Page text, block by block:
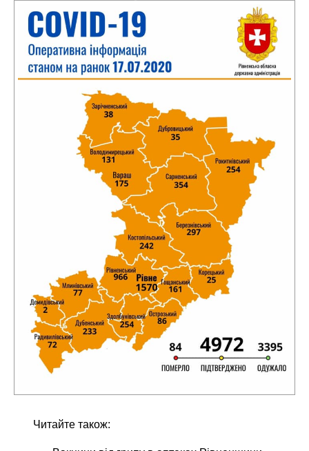
Читайте також: